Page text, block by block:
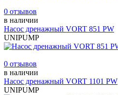
0 отзывов
в наличии
Насос дренажный VORT 851 PW
UNIPUMP
0 отзывов
в наличии
Насос дренажный VORT 1101 PW
UNIPUMP